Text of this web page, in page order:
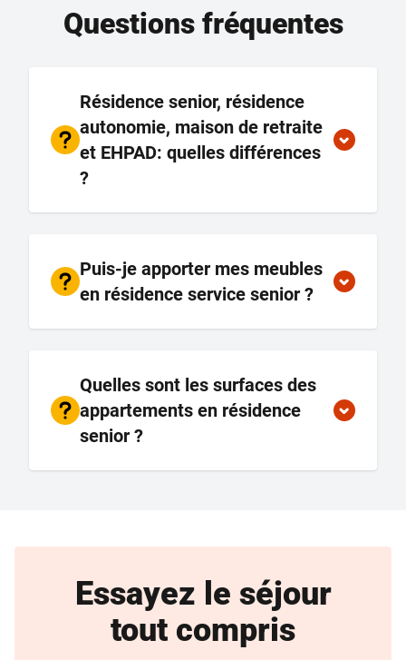
Questions fréquentes
Résidence senior, résidence
autonomie, maison de retraite
et EHPAD: quelles différences
?
Puis-je apporter mes meubles
en résidence service senior ?
Quelles sont les surfaces des
appartements en résidence
senior ?
Essayez le séjour
tout compris